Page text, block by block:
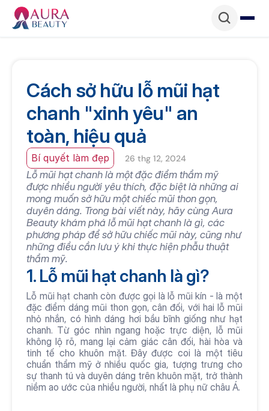
Cách sở hữu lỗ mũi hạt
chanh "xinh yêu" an
toàn, hiệu quả
Bí quyết làm đẹp 26 thg 12, 2024
Lỗ mũi hạt chanh là một đặc điểm thẩm mỹ
được nhiều người yêu thích, đặc biệt là những ai
mong muốn sở hữu một chiếc mũi thon gọn,
duyên dáng. Trong bài viết này, hãy cùng Aura
Beauty khám phá lỗ mũi hạt chanh là gì, các
phương pháp để sở hữu chiếc mũi này, cũng như
những điều cần lưu ý khi thực hiện phẫu thuật
thẩm mỹ.
1. Lỗ mũi hạt chanh là gì?
Lỗ mũi hạt chanh còn được gọi là lỗ mũi kín - là một
đặc điểm dáng mũi thon gọn, cân đối, với hai lỗ mũi
nhỏ nhắn, có hình dáng hơi bầu bĩnh giống như hạt
chanh. Từ góc nhìn ngang hoặc trực diện, lỗ mũi
không lộ rõ, mang lại cảm giác cân đối, hài hòa và
tinh tế cho khuôn mặt. Đây được coi là một tiêu
chuẩn thẩm mỹ ở nhiều quốc gia, tượng trưng cho
sự thanh tú và duyên dáng trên khuôn mặt, trở thành
niềm ao ước của nhiều người, nhất là phụ nữ châu Á.